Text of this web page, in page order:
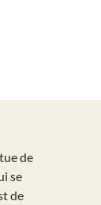
de
se
de